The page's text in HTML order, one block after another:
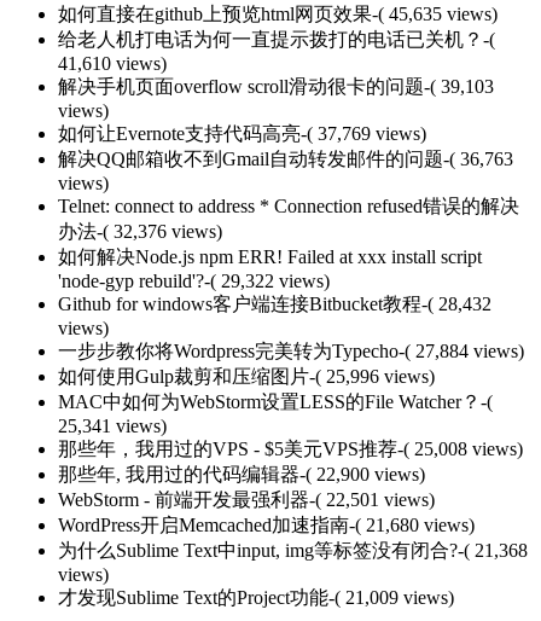
如何直接在github上预览html网页效果-( 45,635 views)
给老人机打电话为何一直提示拨打的电话已关机？ -(
41,610 views)
解决手机页面overflow scroll滑动很卡的问题-( 39,103
views)
如何让Evernote支持代码高亮-( 37,769 views)
解决QQ邮箱收不到Gmail自动转发邮件的问题-( 36,763
views)
Telnet: connect to address * Connection refused错误的解决
办法-( 32,376 views)
如何解决Node.js npm ERR! Failed at xxx install script
'node-gyp rebuild'?-( 29,322 views)
Github for windows客户端连接Bitbucket教程-( 28,432
views)
一步步教你将Wordpress完美转为Typecho-( 27,884 views)
如何使用Gulp裁剪和压缩图片-( 25,996 views)
MAC中如何为WebStorm设置LESS的File Watcher？ -(
25,341 views)
那些年，我用过的VPS - $5美元VPS推荐-( 25,008 views)
那些年, 我用过的代码编辑器-( 22,900 views)
WebStorm - 前端开发最强利器-( 22,501 views)
WordPress开启Memcached加速指南-( 21,680 views)
为什么Sublime Text中input, img等标签没有闭合?-( 21,368
views)
才发现Sublime Text的Project功能-( 21,009 views)